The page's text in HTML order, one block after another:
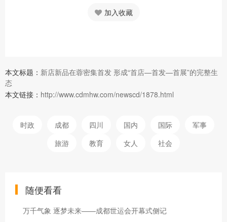
加入收藏
本文标题： 新店新品在蓉密集首发 形成“首店—首发—首展”的完整生
态
本文链接： http://www.cdmhw.com/newscd/1878.html
时政 成都 四川 国内 国际
军事
旅游
教育 女人 社会
随便看看
万千气象 逐梦未来——成都世运会开幕式侧记